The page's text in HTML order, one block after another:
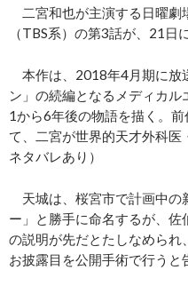
二宮和也が主演する日曜劇
（TBS系）の第3話が、21日
本作は、2018年4月期に放
ン」の続編となるメディカ
1から6年後の物語を描く。
て、二宮が世界的天才外科医
ネタバレあり）
天城は、桜宮市で計画中の
ー」と勝手に命名するが、
の説明が先だとたしなめら
お披露目を公開手術で行うと